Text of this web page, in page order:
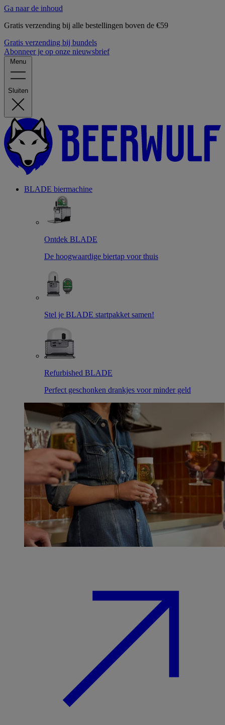
Ga naar de inhoud
Gratis verzending bij alle bestellingen boven de €59
Gratis verzending bij bundels
Abonneer je op onze nieuwsbrief
Menu
Sluiten
BLADE biermachine
Ontdek BLADE
De hoogwaardige biertap voor thuis
Stel je BLADE startpakket samen!
Refurbished BLADE
Perfect geschonken drankjes voor minder geld